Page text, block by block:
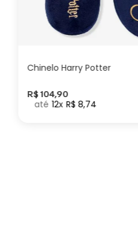
Chinelo Harry Potter
R$ 104,90
12 R$ 8,74
G GG M
ADICIONAR AO
CARRINHO